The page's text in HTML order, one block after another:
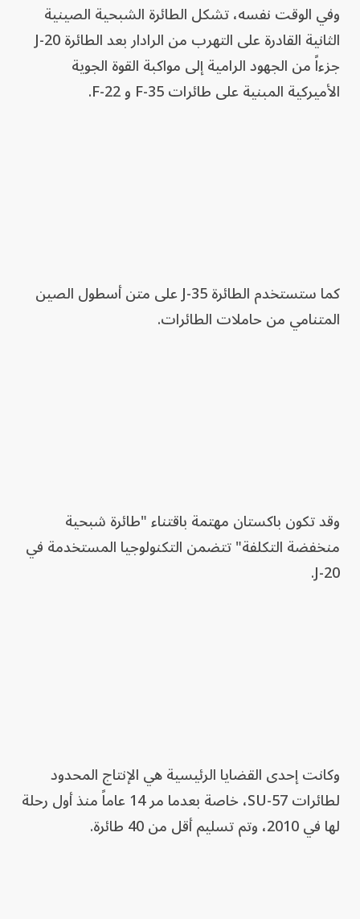
وفي الوقت نفسه، تشكل الطائرة الشبحية الصينية
الثانية القادرة على التهرب من الرادار بعد الطائرة J-20
جزءاً من الجهود الرامية إلى مواكبة القوة الجوية
الأميركية المبنية على طائرات F-35 و F-22.
كما ستستخدم الطائرة J-35 على متن أسطول الصين
المتنامي من حاملات الطائرات.
وقد تكون باكستان مهتمة باقتناء "طائرة شبحية
منخفضة التكلفة" تتضمن التكنولوجيا المستخدمة في
J-20.
وكانت إحدى القضايا الرئيسية هي الإنتاج المحدود
لطائرات SU-57، خاصة بعدما مر 14 عاماً منذ أول رحلة
لها في 2010، وتم تسليم أقل من 40 طائرة.